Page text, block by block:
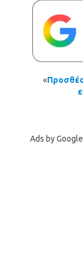
«
Ads by Google